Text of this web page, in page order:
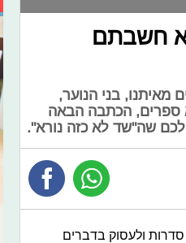
חשבתם
מאיתנו, בני הנוער,
ספרים, הכתבה הבאה
שה"שד לא כזה נורא".
ולעסוק בדברים